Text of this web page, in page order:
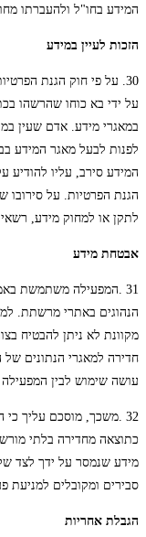
המידע בחו"ל ולהעברתו
הזכות לעיין במידע
על ידי בא כוחו שהרשהו
במאגרי מידע. אדם שעין
לפנות לבעל מאגר המידע
המידע סירב, עליו להודיע
הגנת הפרטיות. על סירובו
לתקן או למחוק מידע,
אבטחת מידע
31 .המפעילה משתמשת
הנהוגים באתרי מרשתת.
מקוונת לא ניתן להבטיח
חדירה למאגרי הנתונים
עושה שימוש לבין המפעילה
32 .משכך, מוסכם עליך
כתוצאה מחדירה בלתי
מידע שנמסר על ידך לצד
סבירים ומקובלים למניעת
הגבלת אחריות